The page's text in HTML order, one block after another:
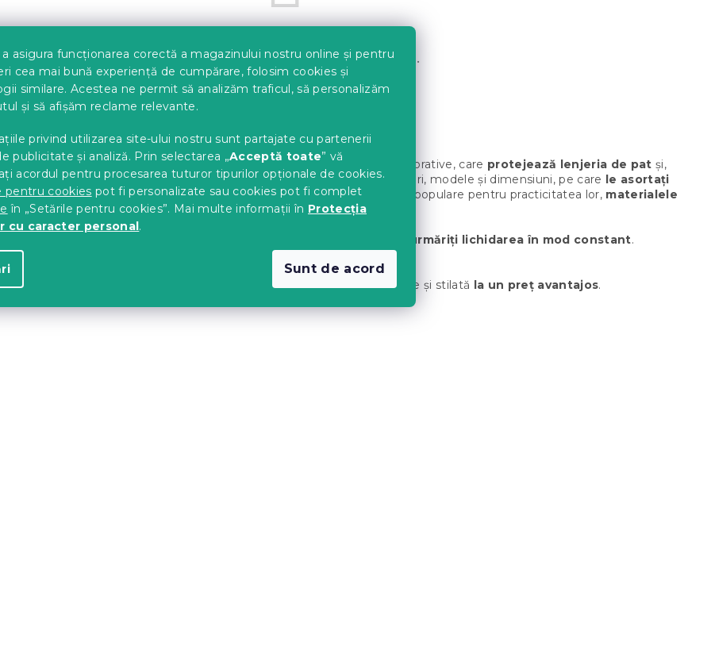
asigura funcționarea corectă a magazinului nostru online și pentru
cea mai bună experiență de cumpărare, folosim cookies și
similare. Acestea ne permit să analizăm traficul, să personalizăm
și să afișăm reclame relevante.
privind utilizarea site-ului nostru sunt partajate cu partenerii
publicitate și analiză. Prin selectarea „Acceptă toate” vă
acordul pentru procesarea tuturor tipurilor opționale de cookies.
pentru cookies pot fi personalizate sau cookies pot fi complet
în „Setările pentru cookies”. Mai multe informații în Protecția
cu caracter personal.
Sunt de acord
Dar puteţi vizualiza alte categorii.
lacuverturi de pat veți găsi o selecție de cuverturi de iarnă și decorative, care protejează lenjeria de pat și,
patuluiun aspect îngrijit și primitor. Oferim cuverturi în diverse culori, modele și dimensiuni, pe care le asortați
pat,păturileși stilul general al dormitorului. Cuverturile de iarnă sunt populare pentru practicitatea lor, materialele
ușoară.
periodic în funcție de disponibilitate, de aceea vă recomandăm să urmăriți lichidarea în mod constant.
de Crăciun la cuverturi de pat și achiziționați o cuvertură de calitate și stilată la un preț avantajos.